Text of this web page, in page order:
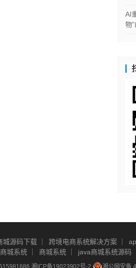
AI
物
城源码下载 跨境电商系统解决方案
城系统 商城系统 java商城系统源码
湘ICP备19023902号-2 湘公网安备